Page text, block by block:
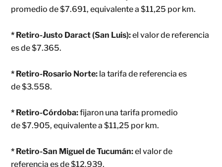
promedio de $7.691, equivalente a $11,25 por km.
* Retiro-Justo Daract (San Luis):el valor de referencia
es de $7.365.
* Retiro-Rosario Norte: la tarifa de referencia es
de $3.558.
* Retiro-Córdoba:fijaron una tarifa promedio
de $7.905, equivalente a $11,25 por km.
* Retiro-San Miguel de Tucumán:el valor de
referencia es de $12.939.